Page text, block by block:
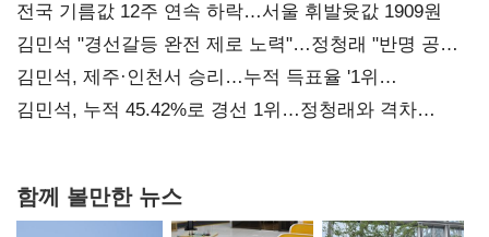
전국 기름값 12주 연속 하락…서울 휘발윳값 1909원
김민석 "경선갈등 완전 제로 노력"…정청래 "반명 공세
사과부터"
김민석, 제주·인천서 승리…누적 득표율 '1위
탈환'(종합)
김민석, 누적 45.42%로 경선 1위…정청래와 격차
함께 볼만한 뉴스